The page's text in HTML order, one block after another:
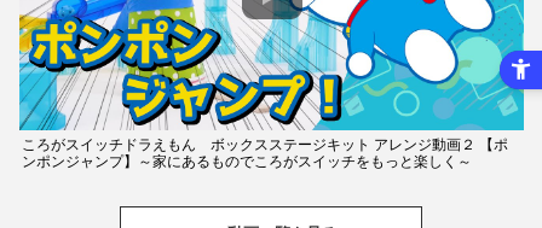
ころがスイッチドラえもん ボックスステージキット アレンジ動画２ 【ポ
ンポンジャンプ】～家にあるものでころがスイッチをもっと楽しく～